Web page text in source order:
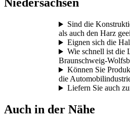
Niedersachsen
Sind die
als auch den Harz
Eignen sich die
Wie schnell ist die
Braunschweig-
Können Sie
die
Liefern Sie auch
Auch in der Nähe